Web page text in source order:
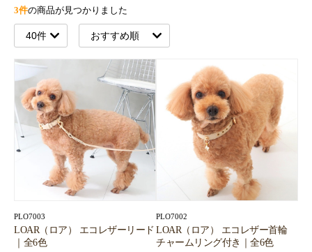
3件の商品が見つかりました
PLO7003
LOAR（ロア） エコレザーリード
｜全6色
PLO7002
LOAR（ロア） エコレザー首輪
チャームリング付き｜全6色